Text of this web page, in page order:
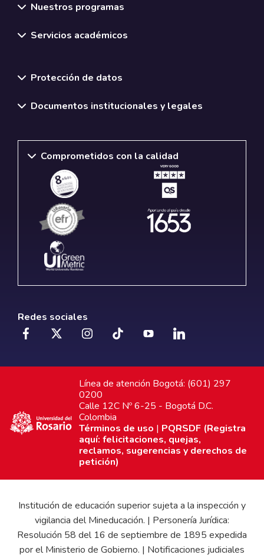
Nuestros programas
Servicios académicos
Protección de datos
Documentos institucionales y legales
Comprometidos con la calidad
Redes sociales
Línea de atención Bogotá: (601) 297
0200
Calle 12C Nº 6-25 - Bogotá D.C.
Colombia
Términos de uso | PQRSDF (Registra
aquí: felicitaciones, quejas,
reclamos, sugerencias y derechos de
petición)
Institución de educación superior sujeta a la inspección y
vigilancia del Mineducación. | Personería Jurídica:
Resolución 58 del 16 de septiembre de 1895 expedida
por el Ministerio de Gobierno. | Notificaciones judiciales